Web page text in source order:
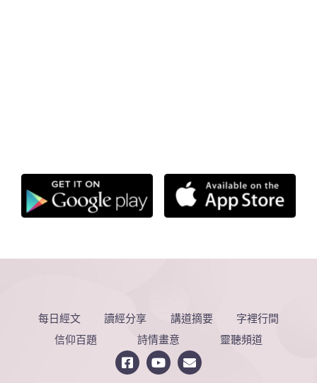
每日經文 讀經分享 講道摘要
字裡行間
信仰百題
詩情畫意 靈聽頻道